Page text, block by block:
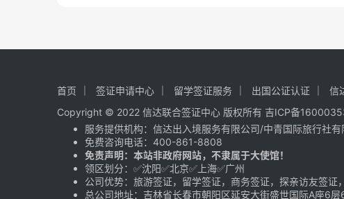
首页 签证申请中心 留学签证服务 出国公证认证 信
Copyright © 2022 信达联合签证中心 版权所有 吉ICP备
服务提供机构： 信达出入境服务有限公司/中青国际旅行社有
免费咨询电话： 400-861-8808
免责声明：本站非政府网站，不隶属于大使馆！
领区划分：✅沈阳✅北京✅上海✅广州
公司优势：旅游签证，留学签证，商务签证，探亲访友签证
总公司地址：吉林省长春市朝阳区延安大街盛世国际A座6